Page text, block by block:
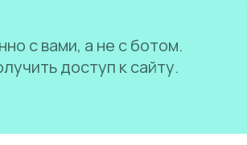
с вами, а не с ботом.
доступ к сайту.